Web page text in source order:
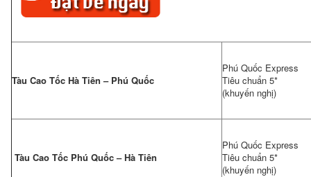
Khách
Ngữ
Tàu Cao Tốc Hà Tiên – Phú Quốc
Phú Quốc Express
Tiêu chuẩn 5*
(khuyến nghị)
Tàu Cao Tốc Phú Quốc – Hà Tiên
Phú Quốc Express
Tiêu chuẩn 5*
(khuyến nghị)